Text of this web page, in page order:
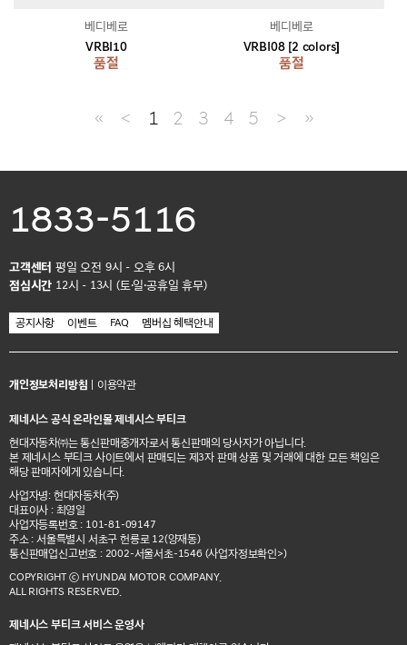
VRBI10
품절
베디베로
VRBI08 [2 colors]
품절
베디베로
≪ ＜ 1 2 3 4 5 ＞ ≫
1833-5116
고객센터 평일 오전 9시 - 오후 6시
점심시간 12시 - 13시 (토·일·공휴일 휴무)
공지사항 이벤트 FAQ 멤버십 혜택안내
개인정보처리방침 이용약관
제네시스 공식 온라인몰 제네시스 부티크
현대자동차㈜는 통신판매중개자로서 통신판매의 당사자가 아닙니다.
본 제네시스 부티크 사이트에서 판매되는 제3자 판매 상품 및 거래에 대한 모든 책임은
해당 판매자에게 있습니다.
사업자명: 현대자동차(주)
대표이사 : 최영일
사업자등록번호 : 101-81-09147
주소 : 서울특별시 서초구 헌릉로 12(양재동)
통신판매업신고번호 : 2002-서울서초-1546 (사업자정보확인>)
COPYRIGHT ⓒ HYUNDAI MOTOR COMPANY.
ALL RIGHTS RESERVED.
제네시스 부티크 서비스 운영사